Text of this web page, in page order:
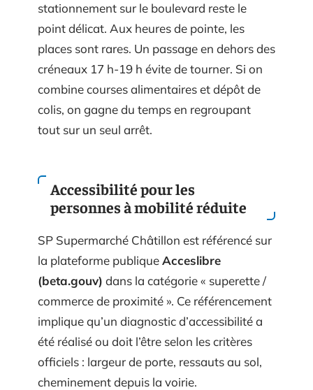
stationnement sur le boulevard reste le
point délicat. Aux heures de pointe, les
places sont rares. Un passage en dehors des
créneaux 17 h-19 h évite de tourner. Si on
combine courses alimentaires et dépôt de
colis, on gagne du temps en regroupant
tout sur un seul arrêt.
Accessibilité pour les
personnes à mobilité réduite
SP Supermarché Châtillon est référencé sur
la plateforme publiqueAcceslibre
(beta.gouv) dans la catégorie « superette /
commerce de proximité ». Ce référencement
implique qu’un diagnostic d’accessibilité a
été réalisé ou doit l’être selon les critères
officiels : largeur de porte, ressauts au sol,
cheminement depuis la voirie.